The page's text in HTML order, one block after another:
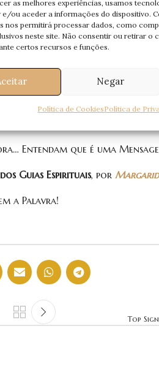
as melhores experiências, usamos
e/ou aceder a informações do dispositivo.
nos permitirá processar dados, como
neste site. Não consentir ou retirar o
certos recursos e funções.
Negar
Política de CookiesPolítica de
Eles responderam-me.
Uma
diariamente, nesta
, aquele que nos liga, nos
por mim através da
Entendam que é uma
Guias Espirituais, por
a Palavra!
Top